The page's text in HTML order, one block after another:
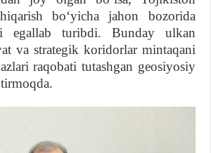
boʻyicha jahon bozorida
egallab turibdi. Bunday ulkan
va strategik koridorlar mintaqani
raqobati tutashgan geosiyosiy